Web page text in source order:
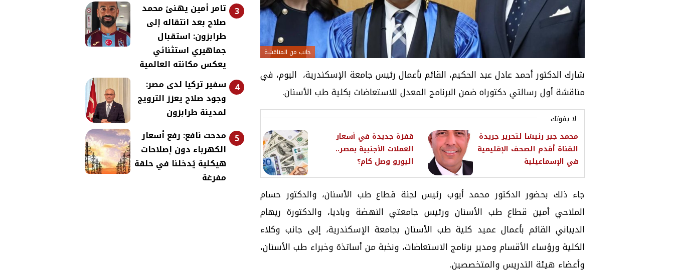
جانب من المناقشة
شارك الدكتور أحمد عادل عبد الحكيم، القائم بأعمال رئيس جامعة الإسكندرية، اليوم، في
مناقشة أول رسالتي دكتوراه ضمن البرنامج المعدل للاستعاضات بكلية طب الأسنان.
لا يفوتك
محمد جبر رئيسًا لتحرير جريدة
القناة أقدم الصحف الإقليمية
في الإسماعيلية
قفزة جديدة في أسعار
العملات الأجنبية بمصر..
اليورو وصل كام؟
جاء ذلك بحضور الدكتور محمد أيوب رئيس لجنة قطاع طب الأسنان، والدكتور حسام
الملاحي أمين قطاع طب الأسنان ورئيس جامعتي النهضة وباديا، والدكتورة ريهام
الديباني القائم بأعمال عميد كلية طب الأسنان بجامعة الإسكندرية، إلى جانب وكلاء
الكلية ورؤساء الأقسام ومدير برنامج الاستعاضات، ونخبة من أساتذة وخبراء طب الأسنان،
وأعضاء هيئة التدريس والمتخصصين.
3 تامر أمين يهنئ محمد
صلاح بعد انتقاله إلى
طرابزون: استقبال
جماهيري استثنائي
يعكس مكانته العالمية
4
سفير تركيا لدى مصر:
وجود صلاح يعزز الترويج
لمدينة طرابزون
5
مدحت نافع: رفع أسعار
الكهرباء دون إصلاحات
هيكلية يُدخلنا في حلقة
مفرغة